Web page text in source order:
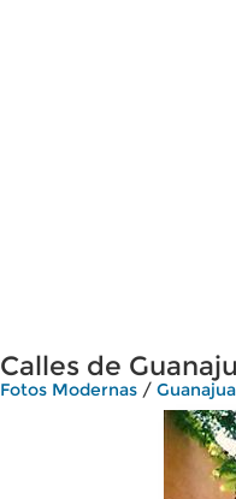
Calles de
Fotos Modernas /